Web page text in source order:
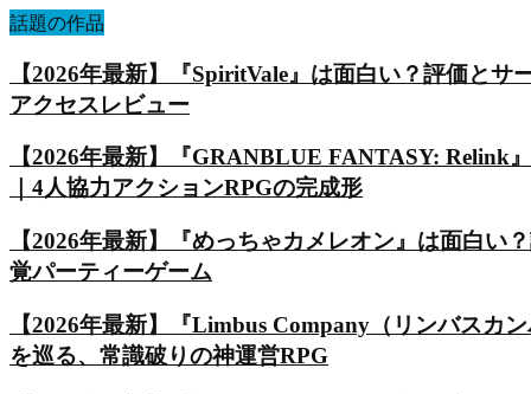
話題の作品
【2026年最新】『SpiritVale』は面白い？評価と
アクセスレビュー
【2026年最新】『GRANBLUE FANTASY: Relink
｜4人協力アクションRPGの完成形
【2026年最新】『めっちゃカメレオン』は面白
覚パーティーゲーム
【2026年最新】『Limbus Company（リンバスカ
を巡る、常識破りの神運営RPG